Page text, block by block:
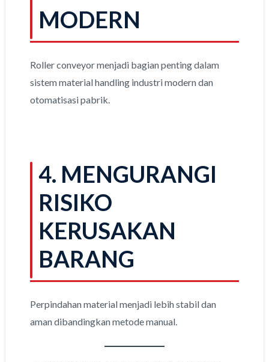
MODERN
Roller conveyor menjadi bagian penting dalam
sistem material handling industri modern dan
otomatisasi pabrik.
4. MENGURANGI
RISIKO
KERUSAKAN
BARANG
Perpindahan material menjadi lebih stabil dan
aman dibandingkan metode manual.